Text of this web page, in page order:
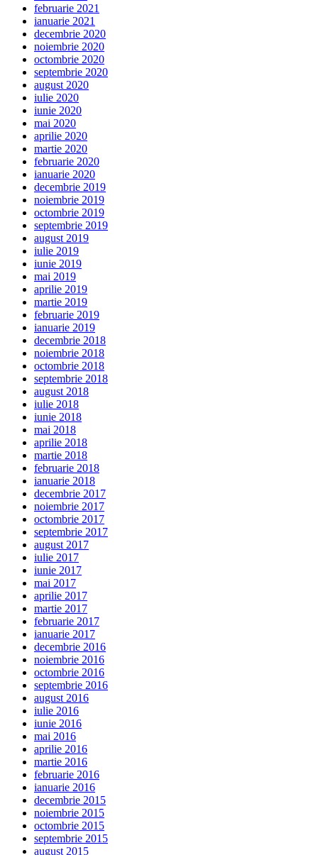
februarie 2021
ianuarie 2021
decembrie 2020
noiembrie 2020
octombrie 2020
septembrie 2020
august 2020
iulie 2020
iunie 2020
mai 2020
aprilie 2020
martie 2020
februarie 2020
ianuarie 2020
decembrie 2019
noiembrie 2019
octombrie 2019
septembrie 2019
august 2019
iulie 2019
iunie 2019
mai 2019
aprilie 2019
martie 2019
februarie 2019
ianuarie 2019
decembrie 2018
noiembrie 2018
octombrie 2018
septembrie 2018
august 2018
iulie 2018
iunie 2018
mai 2018
aprilie 2018
martie 2018
februarie 2018
ianuarie 2018
decembrie 2017
noiembrie 2017
octombrie 2017
septembrie 2017
august 2017
iulie 2017
iunie 2017
mai 2017
aprilie 2017
martie 2017
februarie 2017
ianuarie 2017
decembrie 2016
noiembrie 2016
octombrie 2016
septembrie 2016
august 2016
iulie 2016
iunie 2016
mai 2016
aprilie 2016
martie 2016
februarie 2016
ianuarie 2016
decembrie 2015
noiembrie 2015
octombrie 2015
septembrie 2015
august 2015